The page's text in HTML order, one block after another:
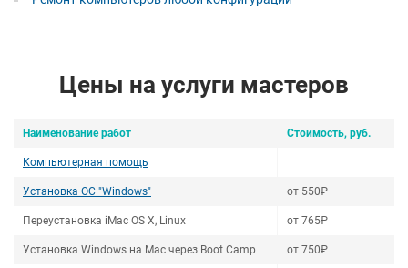
Цены на услуги мастеров
Наименование работ Стоимость, руб.
Компьютерная помощь
Установка ОС "Windows" от 550₽
Переустановка iMac OS X, Linux от 765₽
Установка Windows на Mac через Boot Camp от 750₽